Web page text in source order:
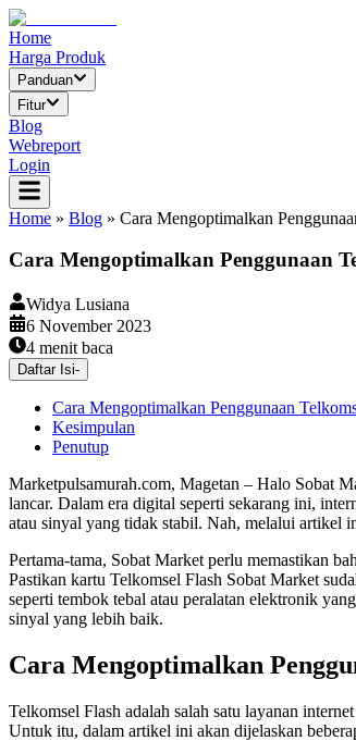
Home
Harga Produk
Panduan
Fitur
Blog
Webreport
Login
Home » Blog » Cara Mengoptimalkan
Cara Mengoptimalkan Penggunaan
Widya Lusiana
6 November 2023
4 menit baca
Daftar Isi-
Cara Mengoptimalkan Penggunaan
Kesimpulan
Penutup
Marketpulsamurah.com, Magetan – Halo Sobat
lancar. Dalam era digital seperti sekarang ini,
atau sinyal yang tidak stabil. Nah, melalui artikel
Pertama-tama, Sobat Market perlu memastikan
Pastikan kartu Telkomsel Flash Sobat Market
seperti tembok tebal atau peralatan elektronik
sinyal yang lebih baik.
Cara Mengoptimalkan
Telkomsel Flash adalah salah satu layanan
Untuk itu, dalam artikel ini akan dijelaskan